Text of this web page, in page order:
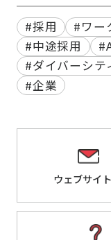
#採用
#ワー
#中途採用
#ダイバーシテ
#企業
ウェブサイ